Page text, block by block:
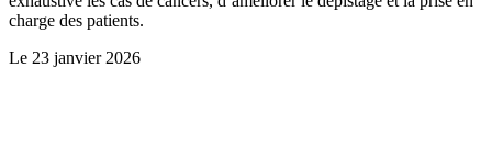
charge des patients.
Le 23 janvier 2026